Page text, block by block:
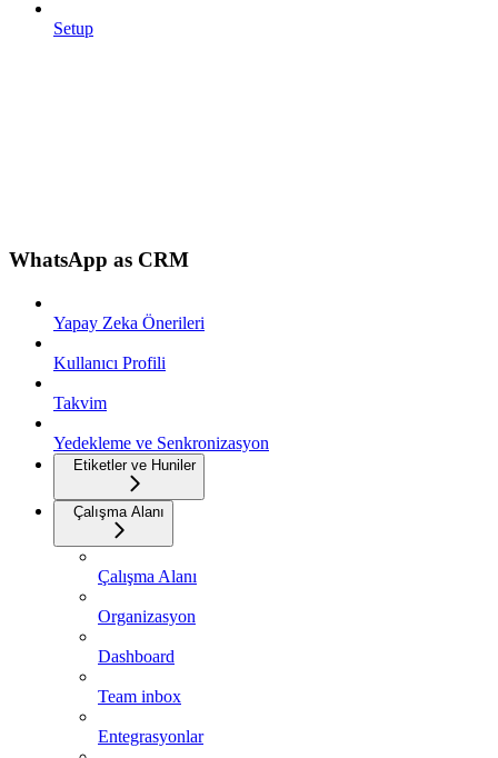
Setup
WhatsApp as CRM
Yapay Zeka Önerileri
Kullanıcı Profili
Takvim
Yedekleme ve Senkronizasyon
Etiketler ve Huniler
Çalışma Alanı
Çalışma Alanı
Organizasyon
Dashboard
Team inbox
Entegrasyonlar